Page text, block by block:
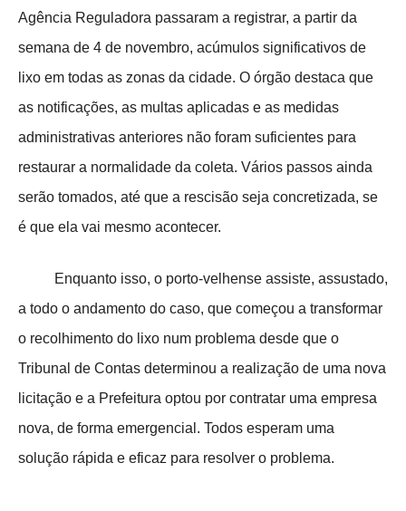
Agência Reguladora passaram a registrar, a partir da
semana de 4 de novembro, acúmulos significativos de
lixo em todas as zonas da cidade. O órgão destaca que
as notificações, as multas aplicadas e as medidas
administrativas anteriores não foram suficientes para
restaurar a normalidade da coleta. Vários passos ainda
serão tomados, até que a rescisão seja concretizada, se
é que ela vai mesmo acontecer.
Enquanto isso, o porto-velhense assiste, assustado,
a todo o andamento do caso, que começou a transformar
o recolhimento do lixo num problema desde que o
Tribunal de Contas determinou a realização de uma nova
licitação e a Prefeitura optou por contratar uma empresa
nova, de forma emergencial. Todos esperam uma
solução rápida e eficaz para resolver o problema.